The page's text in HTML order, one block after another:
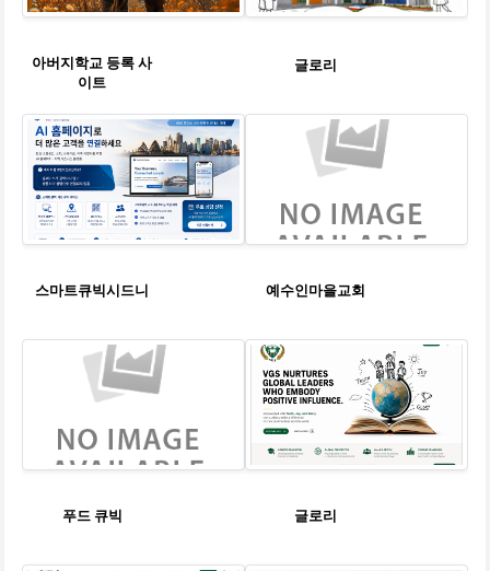
아버지학교 등록 사
이트
글로리
스마트큐빅시드니 예수인마을교회
푸드 큐빅 글로리